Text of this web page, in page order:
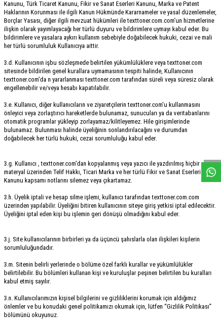
Kanunu, Türk Ticaret Kanunu, Fikir ve Sanat Eserleri Kanunu, Marka ve Patent
Haklarının Korunması ile ilgili Kanun Hükmünde Kararnameler ve yasal düzenlemeler,
Borçlar Yasası, diğer ilgili mevzuat hükümleri ile texttoner.com.com'un hizmetlerine
ilişkin olarak yayımlayacağı her türlü duyuru ve bildirimlere uymayı kabul eder. Bu
bildirimlere ve yasalara aykırı kullanım sebebiyle doğabilecek hukuki, cezai ve mali
her türlü sorumluluk Kullanıcıya aittir.
3.d. Kullanıcının işbu sözleşmede belirtilen yükümlülüklere veya texttoner.com
sitesinde bildirilen genel kurallara uymamasının tespiti halinde, Kullanıcının
texttoner.com'da n yararlanması texttoner.com tarafından süreli veya süresiz olarak
engellenebilir ve/veya hesabı kapatılabilir.
3.e. Kullanıcı, diğer kullanıcıların ve ziyaretçilerin texttoner.com'u kullanmasını
önleyici veya zorlaştırıcı hareketlerde bulunamaz, sunucuları ya da veritabanlarını
otomatik programlar yükleyip zorlayamaz/kilitleyemez. Hile girişimlerinde
bulunamaz. Bulunması halinde üyeliğinin sonlandırılacağını ve durumdan
doğabilecek her türlü hukuki, cezai sorumluluğu kabul eder.
3.g. Kullanıcı , texttoner.com'dan kopyalanmış veya yazıcı ile yazdırılmış hiçbir
materyal üzerinden Telif Hakkı, Ticari Marka ve her türlü Fikir ve Sanat Eserleri
Kanunu kapsamı notlarını silemez veya çıkartamaz.
3.h. Üyelik iptali ve hesap silme işlemi, kullanıcı tarafından texttoner.com.com
üzerinden yapılabilir. Üyeliğini bitiren kullanıcının siteye giriş yetkisi iptal edilecektir.
Üyeliğini iptal eden kişi bu işlemin geri dönüşü olmadığını kabul eder.
3.j. Site kullanıcılarının birbirleri ya da üçüncü şahıslarla olan ilişkileri kişilerin
sorumluluğundadır.
3.m. Sitenin belirli yerlerinde o bölüme özel farklı kurallar ve yükümlülükler
belirtilebilir. Bu bölümleri kullanan kişi ve kuruluşlar peşinen belirtilen bu kuralları
kabul etmiş sayılır.
3.n. Kullanıcılarımızın kişisel bilgilerini ve gizliliklerini korumak için aldığımız
önlemler ve bu konudaki genel politikamızı okumak için, lütfen “Gizlilik Politikası”
bölümünü okuyunuz.